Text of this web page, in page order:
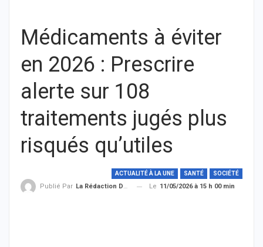
Médicaments à éviter
en 2026 : Prescrire
alerte sur 108
traitements jugés plus
risqués qu’utiles
ACTUALITÉ À LA UNE SANTÉ SOCIÉTÉ
Publié Par La Rédaction De THIEYSENEGAL.com Le 11/05/2026 à 15 h 00 min